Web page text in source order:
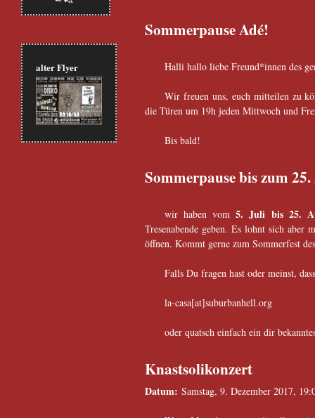
Sommerpause Adé!
Halli hallo liebe Freund*innen des
Wir freuen uns, euch mitteilen zu
die Türen um 19h jeden Mittwoch und
Bis bald!
Sommerpause bis zum
wir haben vom 5. Juli bis 25.
Tresenabende geben. Es lohnt sich
öffnen. Kommt gerne zum Sommerfest
Falls Du fragen hast oder meinst,
la-casa[at]suburbanhell.org
oder quatsch einfach ein dir
Knastsolikonzert
Datum: Samstag, 9. Dezember 2017,
alter Flyer